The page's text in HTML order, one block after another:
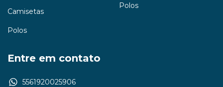
Camisetas
Polos
Polos
Entre em contato
5561920025906